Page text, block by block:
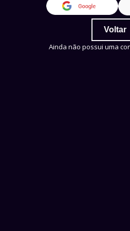
Voltar
Ainda não possui uma